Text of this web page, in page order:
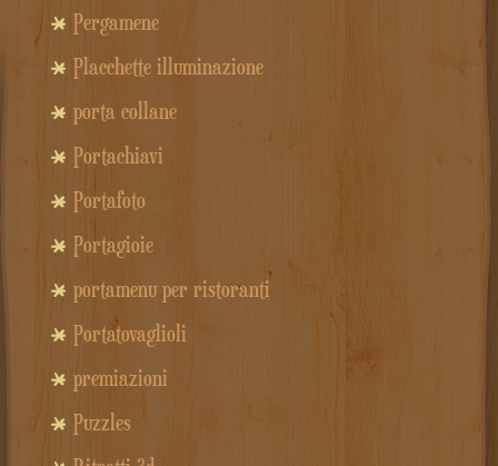
Pergamene
Placchette illuminazione
porta collane
Portachiavi
Portafoto
Portagioie
portamenu per ristoranti
Portatovaglioli
premiazioni
Puzzles